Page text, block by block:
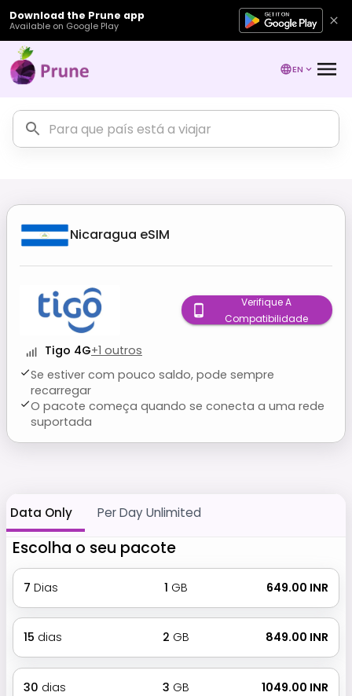
Download the Prune app
Available on Google Play
EN
Nicaragua eSIM
Tigo 4G+1 outros
Se estiver com pouco saldo, pode sempre
recarregar
O pacote começa quando se conecta a uma rede
suportada
Verifique A
Compatibilidade
Data Only Per Day Unlimited
Escolha o seu pacote
7 Dias 1 GB ₹ 649.00 INR
15 dias 2 GB ₹ 849.00 INR
30 dias 3 GB ₹ 1049.00 INR